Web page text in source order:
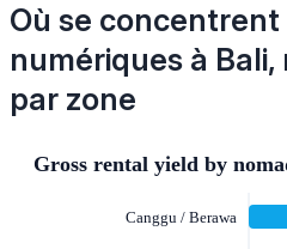
Où se
numériques à
par zone